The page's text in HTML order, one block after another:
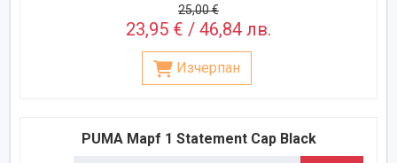
25,00 €
23,95 € / 46,84 лв.
Изчерпан
PUMA Mapf 1 Statement Cap Black